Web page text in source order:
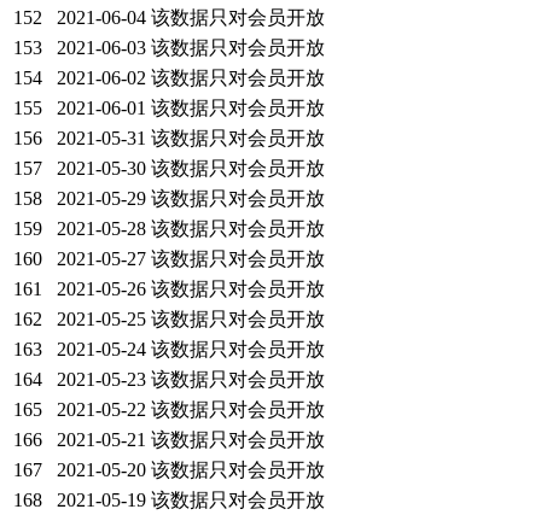
152
2021-06-04 该数据只对会员开放
153
2021-06-03 该数据只对会员开放
154
2021-06-02 该数据只对会员开放
155
2021-06-01 该数据只对会员开放
156
2021-05-31 该数据只对会员开放
157
2021-05-30 该数据只对会员开放
158
2021-05-29 该数据只对会员开放
159
2021-05-28 该数据只对会员开放
160
2021-05-27 该数据只对会员开放
161
2021-05-26 该数据只对会员开放
162
2021-05-25 该数据只对会员开放
163
2021-05-24 该数据只对会员开放
164
2021-05-23 该数据只对会员开放
165
2021-05-22 该数据只对会员开放
166
2021-05-21 该数据只对会员开放
167
2021-05-20 该数据只对会员开放
168
2021-05-19 该数据只对会员开放